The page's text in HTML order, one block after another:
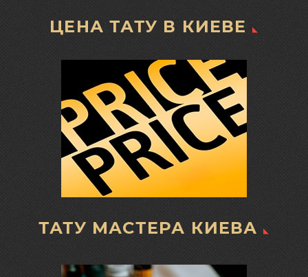
ЦЕНА ТАТУ В КИЕВЕ
ТАТУ МАСТЕРА КИЕВА